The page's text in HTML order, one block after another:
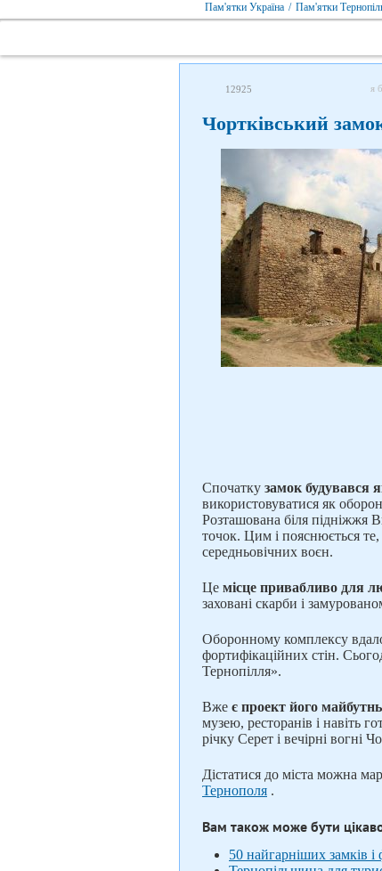
Пам'ятки Україна / Пам'ятки
12925 я
Чортківський
Спочатку замок будувався
використовуватися як
Розташована біля підніжжя
точок. Цим і пояснюється
середньовічних воєн.
Це місце привабливо для
заховані скарби і
Оборонному комплексу
фортифікаційних стін.
Тернопілля».
Вже є проект його
музею, ресторанів і навіть
річку Серет і вечірні вогні
Дістатися до міста можна
Тернополя .
Вам також може бути
50 найгарніших замків і